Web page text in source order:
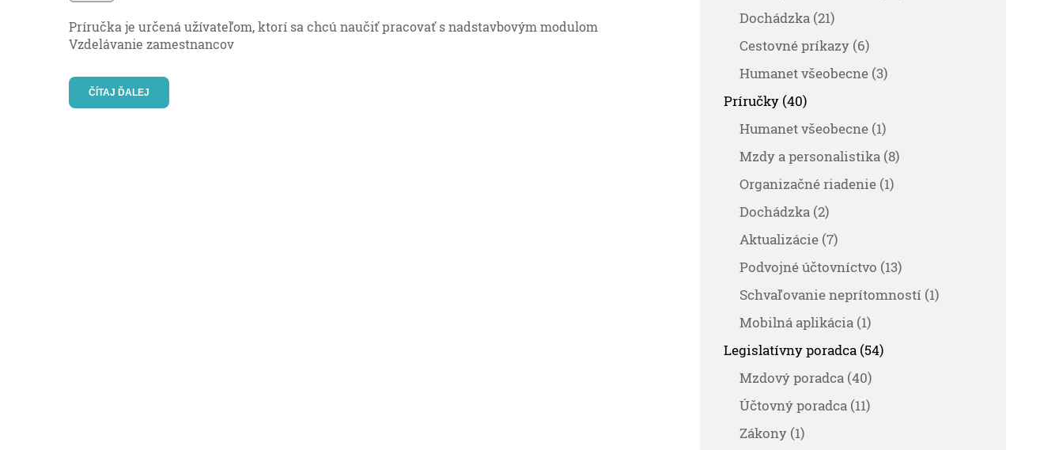
Príručka je určená užívateľom, ktorí sa chcú naučiť pracovať s nadstavbovým modulom
Vzdelávanie zamestnancov
ČÍTAJ ĎALEJ
Dochádzka (21)
Cestovné príkazy (6)
Humanet všeobecne (3)
Príručky (40)
Humanet všeobecne (1)
Mzdy a personalistika (8)
Organizačné riadenie (1)
Dochádzka (2)
Aktualizácie (7)
Podvojné účtovníctvo (13)
Schvaľovanie neprítomností (1)
Mobilná aplikácia (1)
Legislatívny poradca (54)
Mzdový poradca (40)
Účtovný poradca (11)
Zákony (1)